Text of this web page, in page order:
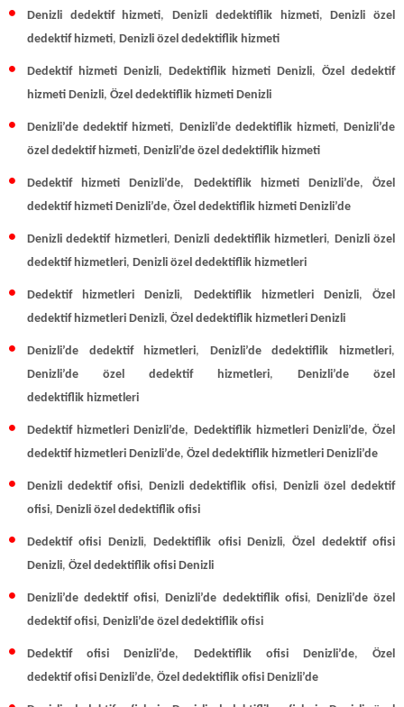
Denizli dedektif hizmeti,Denizli dedektiflik hizmeti,Denizli özel
dedektif hizmeti, Denizli özel dedektiflik hizmeti
Dedektif hizmeti Denizli, Dedektiflik hizmeti Denizli,Özel dedektif
hizmeti Denizli, Özel dedektiflik hizmeti Denizli
Denizli’de dedektif hizmeti, Denizli’de dedektiflik hizmeti,Denizli’de
özel dedektif hizmeti, Denizli’de özel dedektiflik hizmeti
Dedektif hizmeti Denizli’de, Dedektiflik hizmeti Denizli’de,Özel
dedektif hizmeti Denizli’de, Özel dedektiflik hizmeti Denizli’de
Denizli dedektif hizmetleri,Denizli dedektiflik hizmetleri, Denizli özel
dedektif hizmetleri, Denizli özel dedektiflik hizmetleri
Dedektif hizmetleri Denizli, Dedektiflik hizmetleri Denizli,Özel
dedektif hizmetleri Denizli, Özel dedektiflik hizmetleri Denizli
Denizli’de dedektif hizmetleri, Denizli’de dedektiflik hizmetleri,
Denizli’de özel dedektif hizmetleri, Denizli’de özel
dedektiflik hizmetleri
Dedektif hizmetleri Denizli’de, Dedektiflik hizmetleri Denizli’de,Özel
dedektif hizmetleri Denizli’de, Özel dedektiflik hizmetleri Denizli’de
Denizli dedektif ofisi, Denizli dedektiflik ofisi, Denizli özel dedektif
ofisi, Denizli özel dedektiflik ofisi
Dedektif ofisi Denizli,Dedektiflik ofisi Denizli,Özel dedektif ofisi
Denizli, Özel dedektiflik ofisi Denizli
Denizli’de dedektif ofisi,Denizli’de dedektiflik ofisi, Denizli’de özel
dedektif ofisi, Denizli’de özel dedektiflik ofisi
Dedektif ofisi Denizli’de, Dedektiflik ofisi Denizli’de,Özel
dedektif ofisi Denizli’de, Özel dedektiflik ofisi Denizli’de